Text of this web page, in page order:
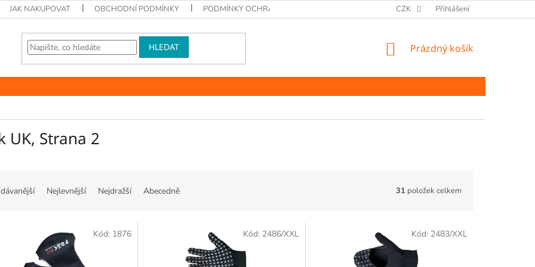
JAK NAKUPOVAT OBCHODNÍ PODMÍNKY PODMÍNKY OCHRANY OSOBNÍCH ÚDAJŮ CZK Přihlášení
HLEDAT
NÁKUPNÍ
Prázdný košík
UK, Strana 2
Nejlevnější Nejdražší Abecedně 31 položek celkem
Kód: 1876 Kód: 2486/XXL Kód: 2483/XXL